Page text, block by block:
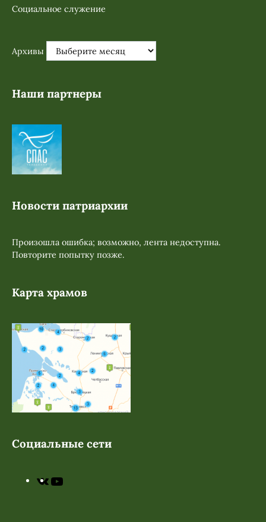
Социальное служение
Архивы
Наши партнеры
Новости патриархии
Произошла ошибка; возможно, лента недоступна.
Повторите попытку позже.
Карта храмов
Социальные сети